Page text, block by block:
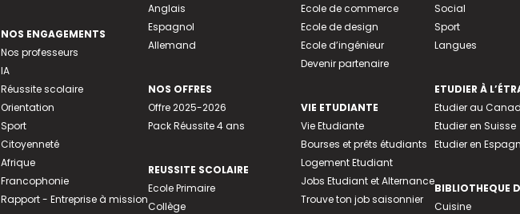
NOS ENGAGEMENTS
Nos professeurs
IA
Réussite scolaire
Orientation
Sport
Citoyenneté
Afrique
Francophonie
Rapport - Entreprise à mission
Anglais
Espagnol
Allemand
NOS OFFRES
Offre 2025-2026
Pack Réussite 4 ans
REUSSITE SCOLAIRE
Ecole Primaire
Collège
Ecole de commerce
Ecole de design
Ecole d’ingénieur
Devenir partenaire
VIE ETUDIANTE
Vie Etudiante
Bourses et prêts étudiants
Logement Etudiant
Jobs Etudiant et Alternance
Trouve ton job saisonnier
Social
Sport
Langues
ETUDIER À
Etudier au
Etudier en Suisse
Etudier en
BIBLIOTHEQUE
Cuisine